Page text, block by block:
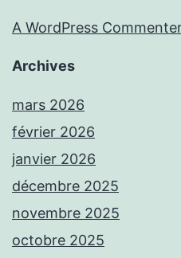
A WordPress
Archives
mars 2026
février 2026
janvier 2026
décembre 2025
novembre 2025
octobre 2025